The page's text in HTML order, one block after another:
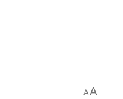
AA